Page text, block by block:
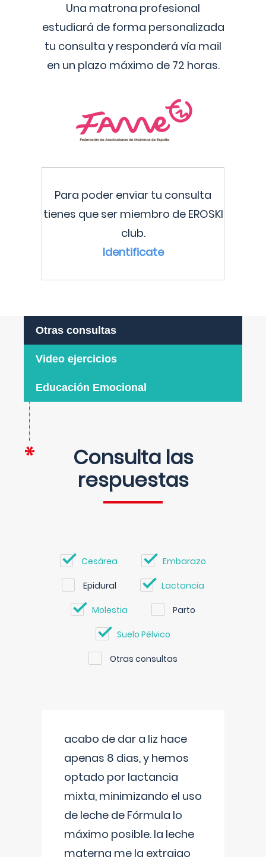
Una matrona profesional
estudiará de forma personalizada
tu consulta y responderá vía mail
en un plazo máximo de 72 horas.
Para poder enviar tu consulta
tienes que ser miembro de EROSKI
club.
Identificate
Otras consultas
Video ejercicios
Educación Emocional
Consulta las
respuestas
Cesárea Embarazo
Epidural Lactancia
Molestia Parto
Suelo Pélvico
Otras consultas
acabo de dar a liz hace
apenas 8 dias, y hemos
optado por lactancia
mixta, minimizando el uso
de leche de Fórmula lo
máximo posible. la leche
materna me la extraigo